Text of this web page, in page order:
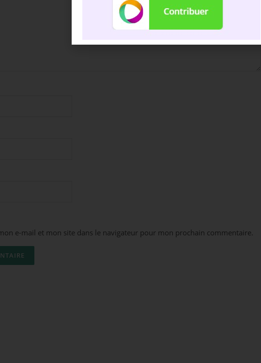
e-mail et mon site dans le navigateur pour mon prochain commentaire.